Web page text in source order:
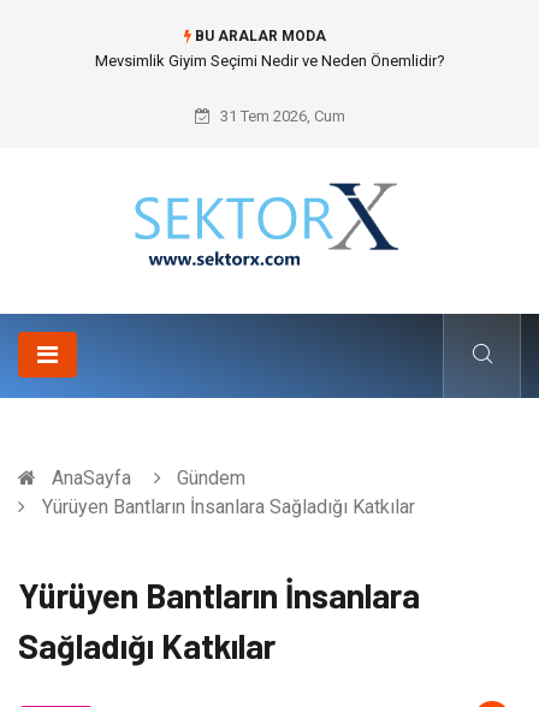
BU ARALAR MODA
Mevsimlik Giyim Seçimi Nedir ve Neden Önemlidir?
31 Tem 2026, Cum
AnaSayfa
Gündem
Yürüyen Bantların İnsanlara Sağladığı Katkılar
Yürüyen Bantların İnsanlara
Sağladığı Katkılar